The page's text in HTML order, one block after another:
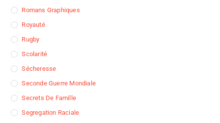
Romans Graphiques
Royauté
Rugby
Scolarité
Sécheresse
Seconde Guerre Mondiale
Secrets De Famille
Segregation Raciale